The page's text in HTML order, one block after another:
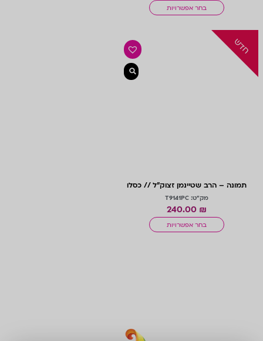
בחר אפשרויות
חדש
תמונה – הרב שטיינמן זצוק”ל // כסלו
מק"ט: T9141PC
₪
בחר אפשרויות